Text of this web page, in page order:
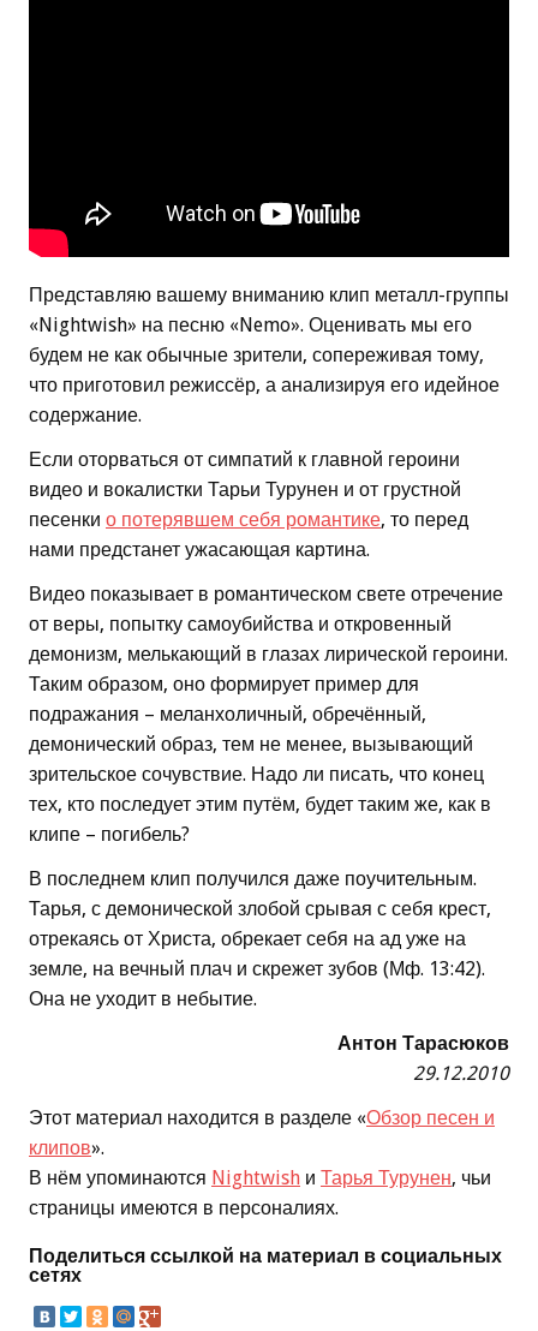
Представляю вашему вниманию клип металл-группы
«Nightwish» на песню «Nemo». Оценивать мы его
будем не как обычные зрители, сопереживая тому,
что приготовил режиссёр, а анализируя его идейное
содержание.
Если оторваться от симпатий к главной героини
видео и вокалистки Тарьи Турунен и от грустной
песенки о потерявшем себя романтике, то перед
нами предстанет ужасающая картина.
Видео показывает в романтическом свете отречение
от веры, попытку самоубийства и откровенный
демонизм, мелькающий в глазах лирической героини.
Таким образом, оно формирует пример для
подражания – меланхоличный, обречённый,
демонический образ, тем не менее, вызывающий
зрительское сочувствие. Надо ли писать, что конец
тех, кто последует этим путём, будет таким же, как в
клипе – погибель?
В последнем клип получился даже поучительным.
Тарья, с демонической злобой срывая с себя крест,
отрекаясь от Христа, обрекает себя на ад уже на
земле, на вечный плач и скрежет зубов (Мф. 13:42).
Она не уходит в небытие.
Антон Тарасюков
29.12.2010
Этот материал находится в разделе «Обзор песен и
клипов».
В нём упоминаются Nightwish и Тарья Турунен, чьи
страницы имеются в персоналиях.
Поделиться ссылкой на материал в социальных
сетях